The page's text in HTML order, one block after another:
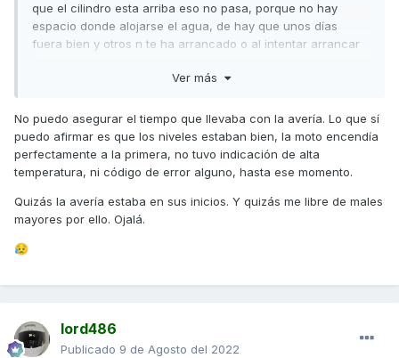
Yo había comprobado los niveles no hacía mucho y
estaban correctos, nunca tuve indicación de alta
temperatura, ni código de avería, ni otro síntoma que me
estado inicial y ha dado la cara así. Sí que es verdad que lo
averías de junta.
No se qué opináis y que hubieseis hecho vosotros.
Gracias de antemano
que el cilindro esta arriba eso no pasa, porque no hay
espacio donde alojarse el agua, de hay que unos días
fuera bien y otros n te ha arrancado o al intentar arrancar
Ver más
No puedo asegurar el tiempo que llevaba con la avería. Lo que sí
puedo afirmar es que los niveles estaban bien, la moto encendía
perfectamente a la primera, no tuvo indicación de alta
temperatura, ni código de error alguno, hasta ese momento.
Quizás la avería estaba en sus inicios. Y quizás me libre de males
mayores por ello. Ojalá.
😥
lord486
Publicado 9 de Agosto del 2022